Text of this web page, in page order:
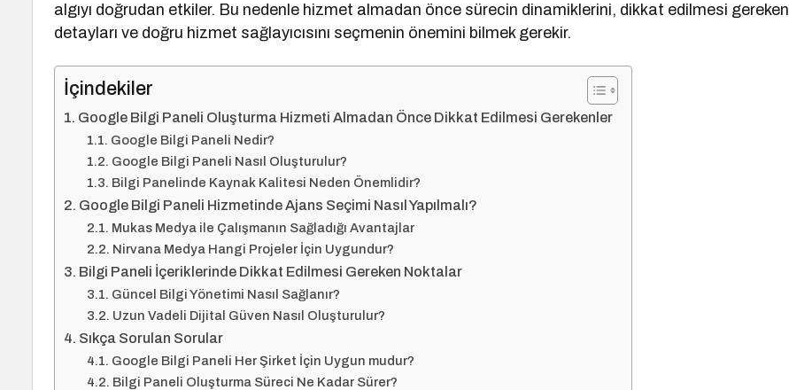
algıyı doğrudan etkiler. Bu nedenle hizmet almadan önce sürecin dinamiklerini, dikkat edilmesi gereken
detayları ve doğru hizmet sağlayıcısını seçmenin önemini bilmek gerekir.
İçindekiler
Google Bilgi Paneli Oluşturma Hizmeti Almadan Önce Dikkat Edilmesi Gerekenler
Google Bilgi Paneli Nedir?
Google Bilgi Paneli Nasıl Oluşturulur?
Bilgi Panelinde Kaynak Kalitesi Neden Önemlidir?
Google Bilgi Paneli Hizmetinde Ajans Seçimi Nasıl Yapılmalı?
Mukas Medya ile Çalışmanın Sağladığı Avantajlar
Nirvana Medya Hangi Projeler İçin Uygundur?
Bilgi Paneli İçeriklerinde Dikkat Edilmesi Gereken Noktalar
Güncel Bilgi Yönetimi Nasıl Sağlanır?
Uzun Vadeli Dijital Güven Nasıl Oluşturulur?
Sıkça Sorulan Sorular
Google Bilgi Paneli Her Şirket İçin Uygun mudur?
Bilgi Paneli Oluşturma Süreci Ne Kadar Sürer?